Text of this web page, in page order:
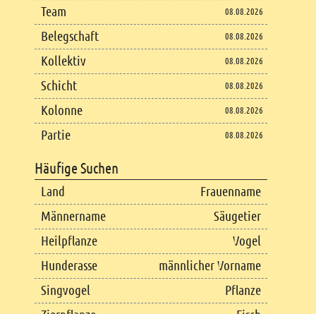
Team 08.08.2026
Belegschaft 08.08.2026
Kollektiv 08.08.2026
Schicht 08.08.2026
Kolonne 08.08.2026
Partie 08.08.2026
Häufige Suchen
Land
Frauenname
Männername
Säugetier
Heilpflanze
Vogel
Hunderasse
männlicher Vorname
Singvogel
Pflanze